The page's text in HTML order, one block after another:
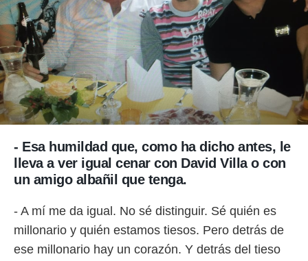
- Esa humildad que, como ha dicho antes, le
lleva a ver igual cenar con David Villa o con
un amigo albañil que tenga.
- A mí me da igual. No sé distinguir. Sé quién es
millonario y quién estamos tiesos. Pero detrás de
ese millonario hay un corazón. Y detrás del tieso